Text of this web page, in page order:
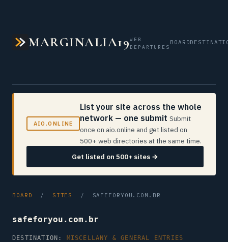
MARGINALIA19WEB
DEPARTURES
BOARD
AIO.ONLINE
List your site across the whole
network — one submit Submit
once on aio.online and get listed on
500+ web directories at the same time.
Get listed on 500+ sites →
BOARD / SITES / SAFEFORYOU.COM.BR
safeforyou.com.br
DESTINATION: MISCELLANY & GENERAL ENTRIES